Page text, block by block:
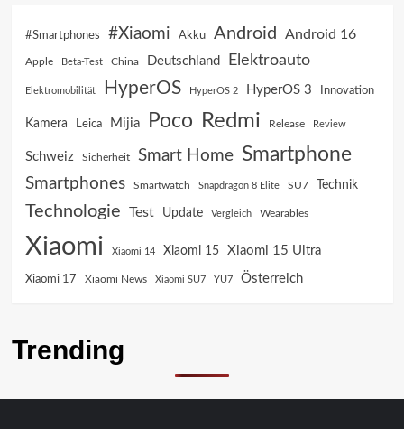
#Smartphones #Xiaomi Akku Android Android 16
Apple Beta-Test China Deutschland Elektroauto
Elektromobilität HyperOS HyperOS 2 HyperOS 3 Innovation
Kamera Leica Mijia Poco Redmi Release Review
Schweiz Sicherheit Smart Home Smartphone
Smartphones Smartwatch Snapdragon 8 Elite SU7 Technik
Technologie Test Update Vergleich Wearables
Xiaomi Xiaomi 14 Xiaomi 15 Xiaomi 15 Ultra
Xiaomi 17 Xiaomi News Xiaomi SU7 YU7 Österreich
Trending